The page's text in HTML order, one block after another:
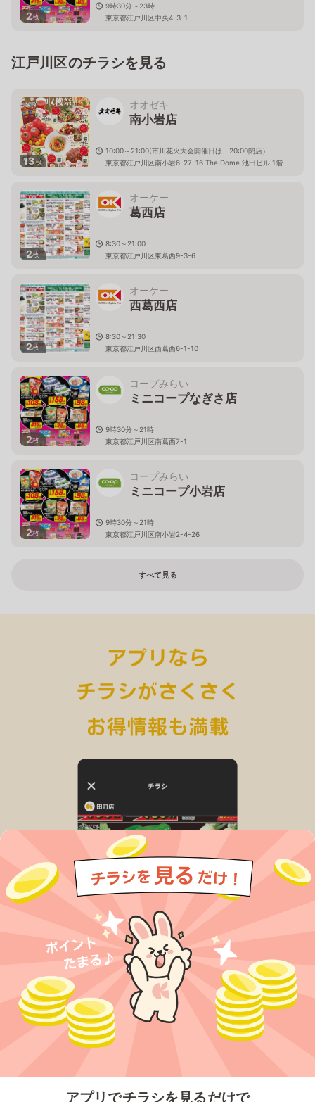
アプリでチラシを見るだけで
2枚
9時30分～23時
東京都江戸川区中央4-3-1
江戸川区のチラシを見る
13枚
オオゼキ
南小岩店
10:00～21:00(市川花火大会開催日は、20:00閉店）
東京都江戸川区南小岩6-27-16 The Dome 池田ビル 1階
2枚
オーケー
葛西店
8:30～21:00
東京都江戸川区東葛西9-3-6
2枚
オーケー
西葛西店
8:30～21:30
東京都江戸川区西葛西6-1-10
2枚
コープみらい
ミニコープなぎさ店
9時30分～21時
東京都江戸川区南葛西7-1
2枚
コープみらい
ミニコープ小岩店
9時30分～21時
東京都江戸川区南小岩2-4-26
すべて見る